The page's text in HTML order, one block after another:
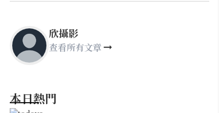
欣攝影
查看所有文章
本日熱門